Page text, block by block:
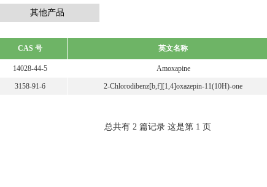
其他产品
CAS 号 英文名称
14028-44-5 Amoxapine
3158-91-6 2-Chlorodibenz[b,f][1,4]oxazepin-11(10H)-one
总共有 2 篇记录 这是第 1 页